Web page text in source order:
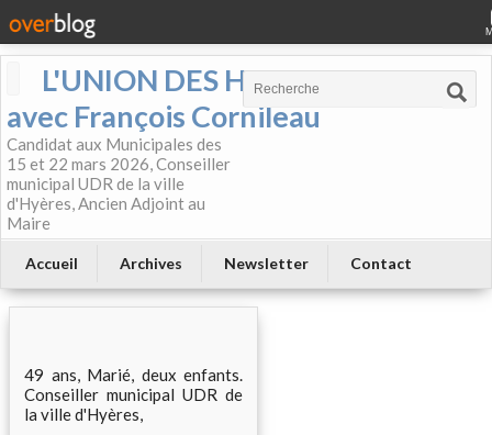
L'UNION DES HYEROIS
avec François Cornileau
Candidat aux Municipales des
15 et 22 mars 2026, Conseiller
municipal UDR de la ville
d'Hyères, Ancien Adjoint au
Maire
Accueil Archives Newsletter Contact
49 ans, Marié, deux enfants.
Conseiller municipal UDR de
la ville d'Hyères,